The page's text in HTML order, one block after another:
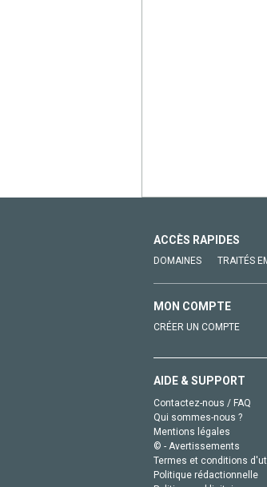
ACCÈS RAPIDES
DOMAINES TRAITÉS
MON COMPTE
CRÉER UN COMPTE
AIDE & SUPPORT
Contactez-nous / FAQ
Qui sommes-nous ?
Mentions légales
© - Avertissements
Termes et conditions
Politique rédactionnelle